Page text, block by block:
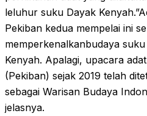
leluhur suku Dayak
Pekiban kedua mempelai ini
memperkenalkanbudaya
Kenyah. Apalagi, upacara
(Pekiban) sejak 2019 telah
sebagai Warisan Budaya
jelasnya.